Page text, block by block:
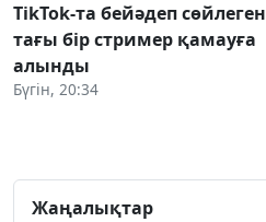
TikTok-та бейәдеп сөйлеген
тағы бір стример қамауға
алынды
Бүгін, 20:34
Жаңалықтар